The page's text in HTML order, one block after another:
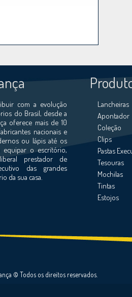
com a evolução
do Brasil, desde a
oferece mais de 10
nacionais e
ou lápis até os
equipar o escritório,
prestador de
das grandes
da sua casa.
Lancheiras
Apontador
Coleção
Clips
Pastas
Tesouras
Mochilas
Tintas
Estojos
© Todos os direitos reservados.